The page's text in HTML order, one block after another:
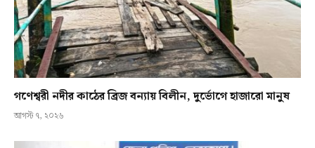
গণেশ্বরী নদীর কাঠের ব্রিজ বন্যায় বিলীন, দুর্ভোগে হাজারো মানুষ
আগস্ট ৭, ২০২৬